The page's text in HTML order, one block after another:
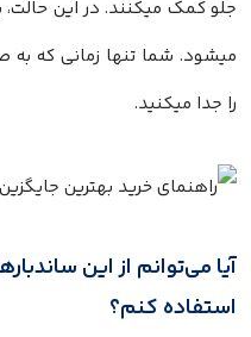
کمک میکنند. در این حالت،
شما تنها زمانی که به صدای
میکنید.
می‌توانم از این
کنم؟